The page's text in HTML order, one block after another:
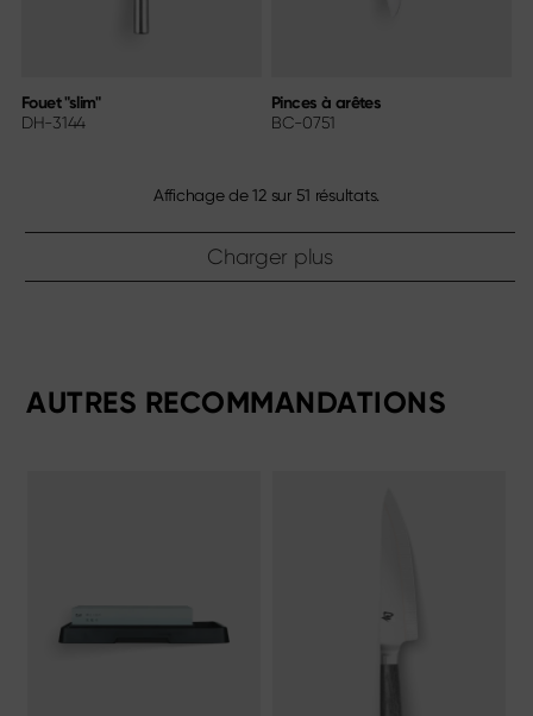
Fouet "slim"
DH-3144
Pinces à arêtes
BC-0751
Affichage de12sur 51 résultats.
Charger plus
AUTRES RECOMMANDATIONS